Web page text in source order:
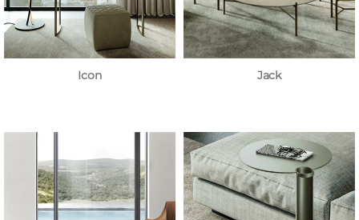
Icon Jack